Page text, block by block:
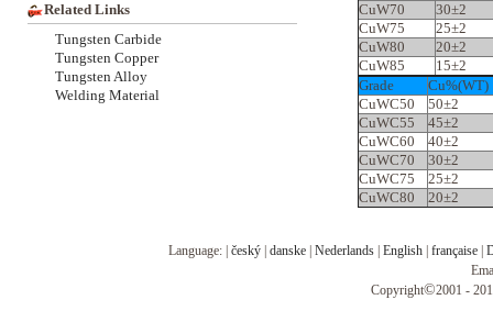
Related Links
Tungsten Carbide
Tungsten Copper
Tungsten Alloy
Welding Material
CuW70
30±2
CuW75
25±2
CuW80
20±2
CuW85
15±2
Grade
Cu%(WT)
CuWC50
50±2
CuWC55
45±2
CuWC60
40±2
CuWC70
30±2
CuWC75
25±2
CuWC80
20±2
Language: | český| danske| Nederlands| English| française|
Copyright©2001 -